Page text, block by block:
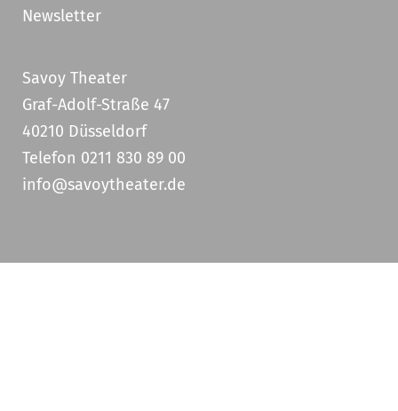
Newsletter
Savoy Theater
Graf-Adolf-Straße 47
40210 Düsseldorf
Telefon 0211 830 89 00
info@savoytheater.de